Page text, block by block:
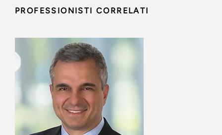
PROFESSIONISTI CORRELATI